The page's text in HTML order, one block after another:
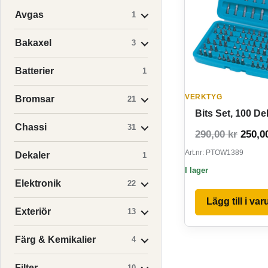
Avgas 1
Bakaxel 3
Batterier 1
Bromsar 21
Chassi 31
Dekaler 1
Elektronik 22
Exteriör 13
Färg & Kemikalier 4
VERKTYG
Bits Set, 100
290,00kr Det
Art.nr: PTOW1389
I lager
Lägg till i